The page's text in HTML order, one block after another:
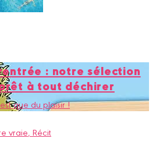
: notre sélection
à tout déchirer
que du plaisir !
vraie, Récit